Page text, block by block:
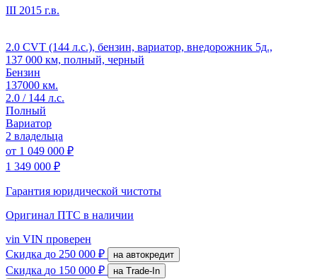
III 2015 г.в.
2.0 CVT (144 л.с.), бензин, вариатор, внедорожник 5д.,
137 000 км, полный, черный
Бензин
137000 км.
2.0 / 144 л.с.
Полный
Вариатор
2 владельца
от 1 049 000 ₽
1 349 000 ₽
Гарантия юридической чистоты
Оригинал ПТС в наличии
vin VIN проверен
Скидка до 250 000 ₽ на автокредит
Скидка до 150 000 ₽
на Trade-In